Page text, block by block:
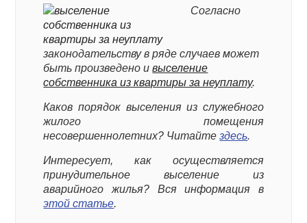
Согласно
законодательству в ряде случаев может
быть произведено ивыселение
собственника из квартиры за неуплату.
Каков порядок выселения из служебного
жилого помещения
несовершеннолетних? Читайтездесь.
Интересует, как осуществляется
принудительное выселение из
аварийного жилья? Вся информация в
этой статье.